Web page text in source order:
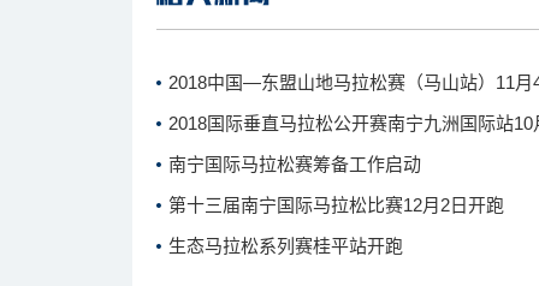
2018中国—东盟山地马拉松赛（马山站）11月
2018国际垂直马拉松公开赛南宁九洲国际站10
南宁国际马拉松赛筹备工作启动
第十三届南宁国际马拉松比赛12月2日开跑
生态马拉松系列赛桂平站开跑